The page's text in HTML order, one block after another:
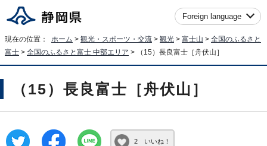
Foreign language
現在の位置： ホーム > 観光・スポーツ・交流 > 観光 > 富士山 > 全国のふるさと
富士 > 全国のふるさと富士 中部エリア > （15）長良富士［舟伏山］
（15）長良富士［舟伏山］
2 いいね！